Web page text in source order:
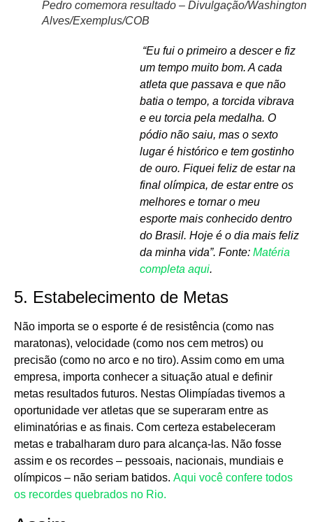
Pedro comemora resultado – Divulgação/Washington
Alves/Exemplus/COB
“Eu fui o primeiro a descer e fiz
um tempo muito bom. A cada
atleta que passava e que não
batia o tempo, a torcida vibrava
e eu torcia pela medalha. O
pódio não saiu, mas o sexto
lugar é histórico e tem gostinho
de ouro. Fiquei feliz de estar na
final olímpica, de estar entre os
melhores e tornar o meu
esporte mais conhecido dentro
do Brasil. Hoje é o dia mais feliz
da minha vida”. Fonte: Matéria
completa aqui.
5. Estabelecimento de Metas
Não importa se o esporte é de resistência (como nas
maratonas), velocidade (como nos cem metros) ou
precisão (como no arco e no tiro). Assim como em uma
empresa, importa conhecer a situação atual e definir
metas resultados futuros. Nestas Olimpíadas tivemos a
oportunidade ver atletas que se superaram entre as
eliminatórias e as finais. Com certeza estabeleceram
metas e trabalharam duro para alcança-las. Não fosse
assim e os recordes – pessoais, nacionais, mundiais e
olímpicos – não seriam batidos. Aqui você confere todos
os recordes quebrados no Rio.